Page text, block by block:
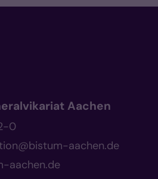
Aachen
0
aachen.de
aachen.de